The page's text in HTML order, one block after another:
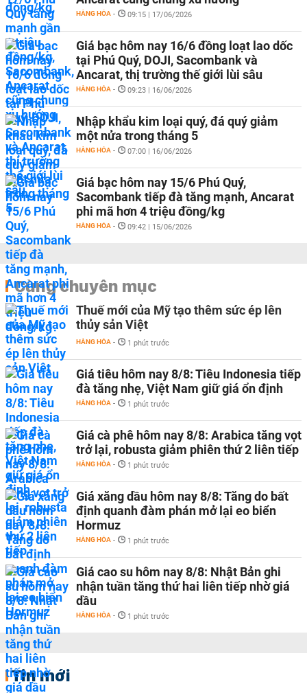
HÀNG HÓA - 09:15 | 17/06/2026
Giá bạc hôm nay 16/6 đồng loạt lao dốc
tại Phú Quý, DOJI, Sacombank và
Ancarat, thị trường thế giới lùi sâu
HÀNG HÓA - 09:23 | 16/06/2026
Nhập khẩu kim loại quý, đá quý giảm
một nửa trong tháng 5
HÀNG HÓA - 07:00 | 16/06/2026
Giá bạc hôm nay 15/6 Phú Quý,
Sacombank tiếp đà tăng mạnh, Ancarat
phi mã hơn 4 triệu đồng/kg
HÀNG HÓA - 09:42 | 15/06/2026
Cùng chuyên mục
Thuế mới của Mỹ tạo thêm sức ép lên
thủy sản Việt
HÀNG HÓA - 1 phút trước
Giá tiêu hôm nay 8/8: Tiêu Indonesia tiếp
đà tăng nhẹ, Việt Nam giữ giá ổn định
HÀNG HÓA - 1 phút trước
Giá cà phê hôm nay 8/8: Arabica tăng vọt
trở lại, robusta giảm phiên thứ 2 liên tiếp
HÀNG HÓA - 1 phút trước
Giá xăng dầu hôm nay 8/8: Tăng do bất
định quanh đàm phán mở lại eo biển
Hormuz
HÀNG HÓA - 1 phút trước
Giá cao su hôm nay 8/8: Nhật Bản ghi
nhận tuần tăng thứ hai liên tiếp nhờ giá
dầu
HÀNG HÓA - 1 phút trước
Tin mới